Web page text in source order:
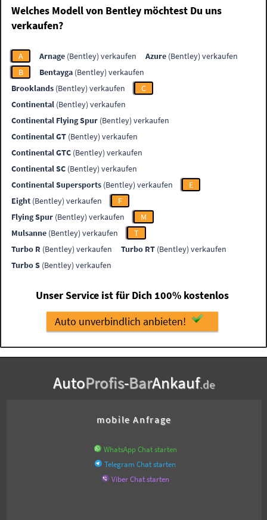
Welches Modell von Bentley möchtest Du uns
verkaufen?
A Arnage (Bentley) verkaufen Azure (Bentley) verkaufen
B
Bentayga (Bentley) verkaufen
Brooklands (Bentley) verkaufen
C
Continental (Bentley) verkaufen
Continental Flying Spur (Bentley) verkaufen
Continental GT (Bentley) verkaufen
Continental GTC (Bentley) verkaufen
Continental SC (Bentley) verkaufen
Continental Supersports (Bentley) verkaufen
E
Eight (Bentley) verkaufen
F
Flying Spur (Bentley) verkaufen
M
Mulsanne (Bentley) verkaufen
T
Turbo R (Bentley) verkaufen Turbo RT (Bentley) verkaufen
Turbo S (Bentley) verkaufen
Unser Service ist für Dich 100% kostenlos
Auto unverbindlich anbieten!
AutoProfis-BarAnkauf.de
mobile Anfrage
WhatsApp Chat starten
Telegram Chat starten
Viber Chat starten